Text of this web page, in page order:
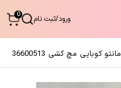
ورود/ثبت نام 0
مانتو کوبایی مچ کشی 36600513